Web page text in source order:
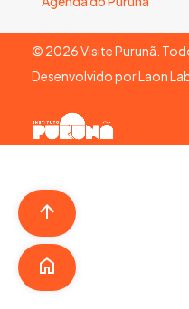
© 2026Visite Purunã.
Desenvolvido porLaon